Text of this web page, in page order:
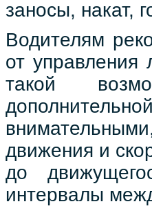
заносы, накат,
Водителям
от управления
такой
движения и
до
интервалы